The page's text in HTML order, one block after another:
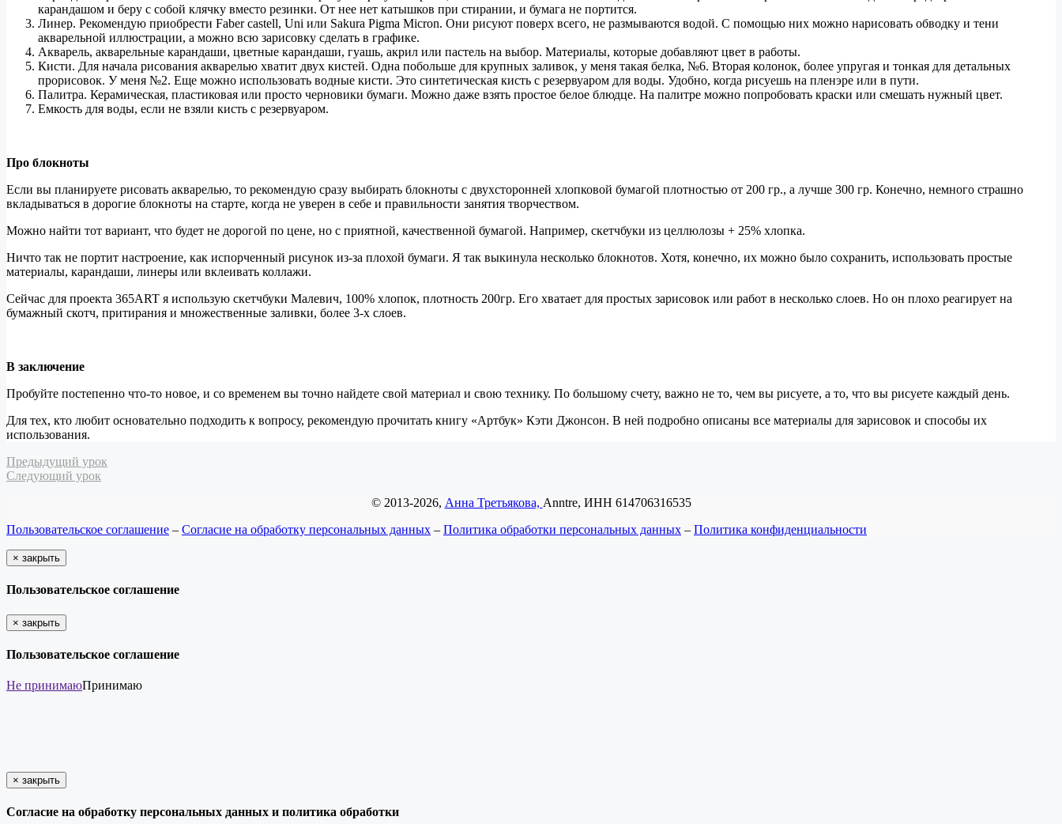
карандашом и беру с собой клячку вместо резинки. От нее нет катышков при стирании, и бумага не портится.
Линер. Рекомендую приобрести Faber castell, Uni или Sakura Pigma Micron. Они рисуют поверх всего, не размываются водой. С помощью них можно нарисовать обводку и тени
акварельной иллюстрации, а можно всю зарисовку сделать в графике.
Акварель, акварельные карандаши, цветные карандаши, гуашь, акрил или пастель на выбор. Материалы, которые добавляют цвет в работы.
Кисти. Для начала рисования акварелью хватит двух кистей. Одна побольше для крупных заливок, у меня такая белка, №6. Вторая колонок, более упругая и тонкая для детальных
прорисовок. У меня №2. Еще можно использовать водные кисти. Это синтетическая кисть с резервуаром для воды. Удобно, когда рисуешь на пленэре или в пути.
Палитра. Керамическая, пластиковая или просто черновики бумаги. Можно даже взять простое белое блюдце. На палитре можно попробовать краски или смешать нужный цвет.
Емкость для воды, если не взяли кисть с резервуаром.
Про блокноты
Если вы планируете рисовать акварелью, то рекомендую сразу выбирать блокноты с двухсторонней хлопковой бумагой плотностью от 200 гр., а лучше 300 гр. Конечно, немного страшно
вкладываться в дорогие блокноты на старте, когда не уверен в себе и правильности занятия творчеством.
Можно найти тот вариант, что будет не дорогой по цене, но с приятной, качественной бумагой. Например, скетчбуки из целлюлозы + 25% хлопка.
Ничто так не портит настроение, как испорченный рисунок из-за плохой бумаги. Я так выкинула несколько блокнотов. Хотя, конечно, их можно было сохранить, использовать простые
материалы, карандаши, линеры или вклеивать коллажи.
Сейчас для проекта 365ART я использую скетчбуки Малевич, 100% хлопок, плотность 200гр. Его хватает для простых зарисовок или работ в несколько слоев. Но он плохо реагирует на
бумажный скотч, притирания и множественные заливки, более 3-х слоев.
В заключение
Пробуйте постепенно что-то новое, и со временем вы точно найдете свой материал и свою технику. По большому счету, важно не то, чем вы рисуете, а то, что вы рисуете каждый день.
Для тех, кто любит основательно подходить к вопросу, рекомендую прочитать книгу «Артбук» Кэти Джонсон. В ней подробно описаны все материалы для зарисовок и способы их
использования.
Предыдущий урок
Следующий урок
© 2013-2026, Анна Третьякова, Anntre, ИНН 614706316535
Пользовательское соглашение – Согласие на обработку персональных данных – Политика обработки персональных данных – Политика конфиденциальности
× закрыть
Пользовательское соглашение
× закрыть
Пользовательское соглашение
Не принимаюПринимаю
× закрыть
Согласие на обработку персональных данных и политика обработки